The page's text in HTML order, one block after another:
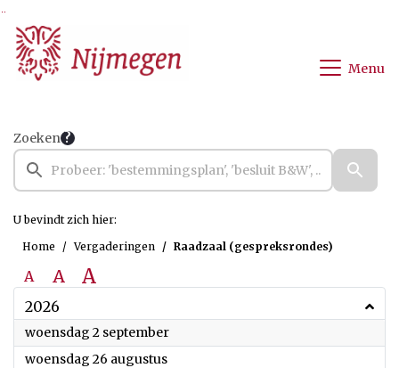
Menu
Zoeken
U bevindt zich hier:
Home
Vergaderingen Raadzaal (gespreksrondes)
A A A
2026
woensdag 2 september2026
woensdag 26 augustus2026